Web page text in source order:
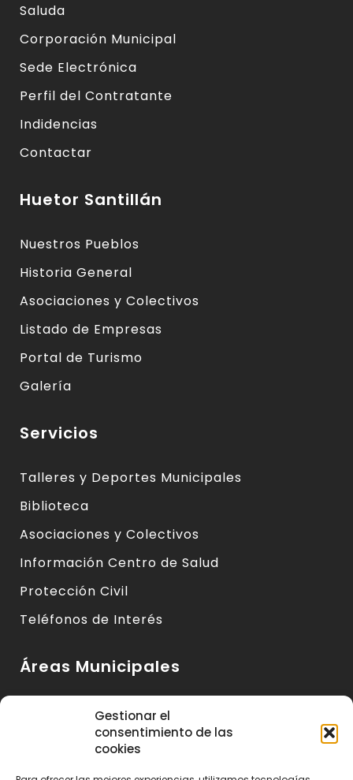
Gestionar el
consentimiento de las
cookies
Saluda
Corporación Municipal
Sede Electrónica
Perfil del Contratante
Indidencias
Contactar
Huetor Santillán
Nuestros Pueblos
Historia General
Asociaciones y Colectivos
Listado de Empresas
Portal de Turismo
Galería
Servicios
Talleres y Deportes Municipales
Biblioteca
Asociaciones y Colectivos
Información Centro de Salud
Protección Civil
Teléfonos de Interés
Áreas Municipales
Urbanismo y Vivienda
Medio Ambiente y Sanidad